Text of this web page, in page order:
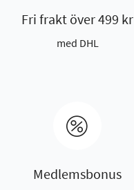
Fri frakt över 499 kr
med DHL
Medlemsbonus